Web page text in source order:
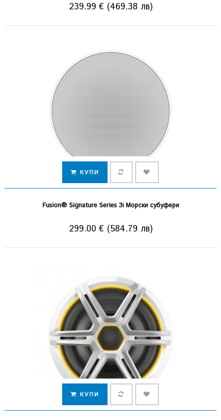
239.99 € (469.38 лв)
КУПИ
Fusion® Signature Series 3i Морски субуфери
299.00 € (584.79 лв)
КУПИ